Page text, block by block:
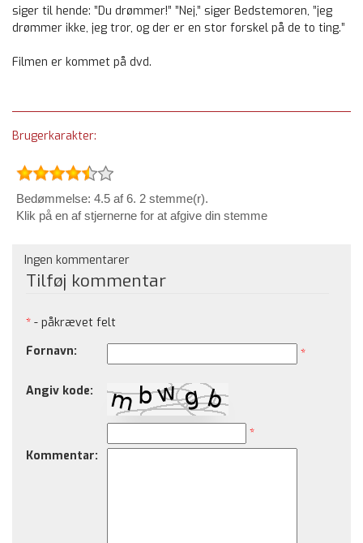
siger til hende: ”Du drømmer!” ”Nej,” siger Bedstemoren, ”jeg
drømmer ikke, jeg tror, og der er en stor forskel på de to ting.”
Filmen er kommet på dvd.
Brugerkarakter:
Bedømmelse: 4.5 af 6. 2 stemme(r).
Klik på en af stjernerne for at afgive din stemme
Ingen kommentarer
Tilføj kommentar
* - påkrævet felt
Fornavn:
*
Angiv kode:
*
Kommentar: